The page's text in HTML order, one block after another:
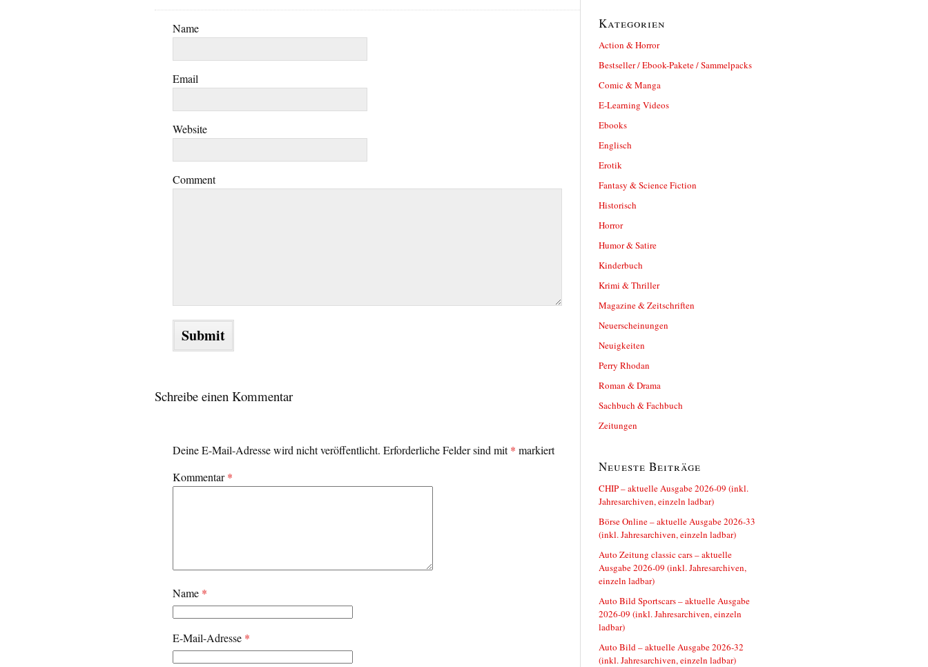
Name
Email
Website
Comment
Schreibe einen Kommentar
Deine E-Mail-Adresse wird nicht veröffentlicht. Erforderliche Felder sind mit* markiert
Kommentar*
Name *
E-Mail-Adresse *
Kategorien
Action & Horror
Bestseller / Ebook-Pakete / Sammelpacks
Comic & Manga
E-Learning Videos
Ebooks
Englisch
Erotik
Fantasy & Science Fiction
Historisch
Horror
Humor & Satire
Kinderbuch
Krimi & Thriller
Magazine & Zeitschriften
Neuerscheinungen
Neuigkeiten
Perry Rhodan
Roman & Drama
Sachbuch & Fachbuch
Zeitungen
Neueste Beiträge
CHIP – aktuelle Ausgabe 2026-09 (inkl.
Jahresarchiven, einzeln ladbar)
Börse Online – aktuelle Ausgabe 2026-33
(inkl. Jahresarchiven, einzeln ladbar)
Auto Zeitung classic cars – aktuelle
Ausgabe 2026-09 (inkl. Jahresarchiven,
einzeln ladbar)
Auto Bild Sportscars – aktuelle Ausgabe
2026-09 (inkl. Jahresarchiven, einzeln
ladbar)
Auto Bild – aktuelle Ausgabe 2026-32
(inkl. Jahresarchiven, einzeln ladbar)